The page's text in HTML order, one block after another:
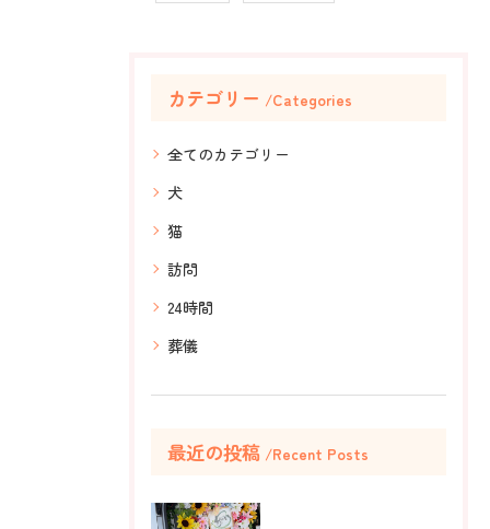
カテゴリー Categories
全てのカテゴリー
犬
猫
訪問
24時間
葬儀
最近の投稿 Recent Posts